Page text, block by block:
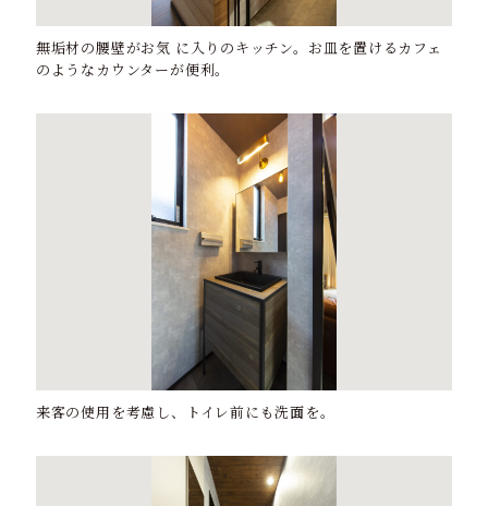
無垢材の腰壁がお気 に入りのキッチン。お皿を置けるカフェ
のようなカウンターが便利。
来客の使用を考慮し、トイレ前にも洗面を。